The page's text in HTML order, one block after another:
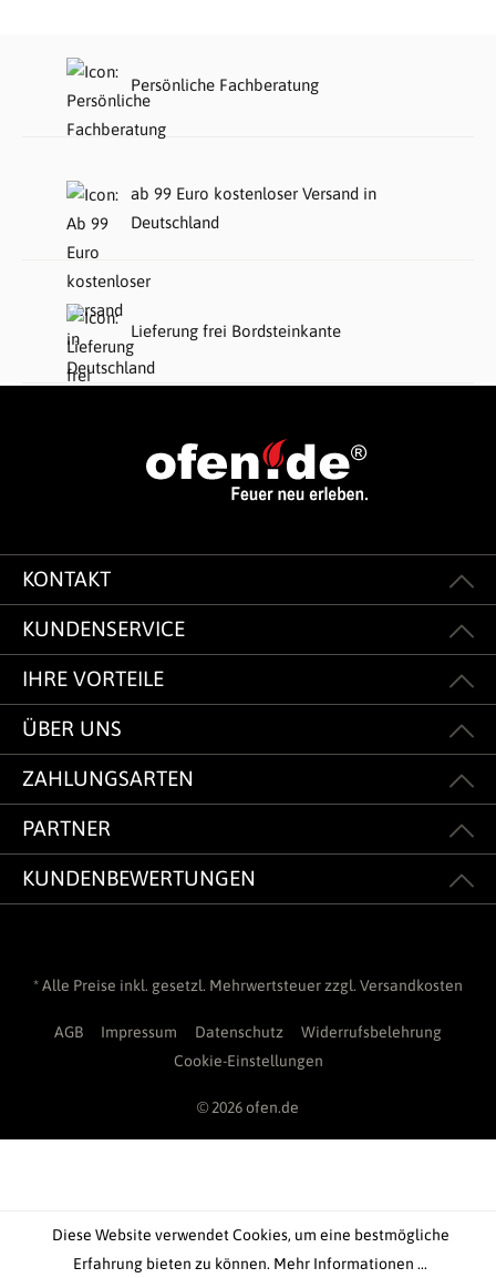
Persönliche Fachberatung
ab 99 Euro kostenloser Versand in
Deutschland
Lieferung frei Bordsteinkante
KONTAKT
KUNDENSERVICE
IHRE VORTEILE
ÜBER UNS
ZAHLUNGSARTEN
PARTNER
KUNDENBEWERTUNGEN
* Alle Preise inkl. gesetzl. Mehrwertsteuer zzgl. Versandkosten
AGB Impressum Datenschutz
Widerrufsbelehrung
Cookie-Einstellungen
© 2026 ofen.de
Diese Website verwendet Cookies, um eine bestmögliche
Erfahrung bieten zu können. Mehr Informationen ...